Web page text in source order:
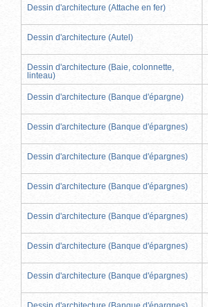
Dessin d'architecture (Attache en fer)
Dessin d'architecture (Autel)
Dessin d'architecture (Baie, colonnette,
linteau)
Dessin d'architecture (Banque d'épargne)
Dessin d'architecture (Banque d'épargnes)
Dessin d'architecture (Banque d'épargnes)
Dessin d'architecture (Banque d'épargnes)
Dessin d'architecture (Banque d'épargnes)
Dessin d'architecture (Banque d'épargnes)
Dessin d'architecture (Banque d'épargnes)